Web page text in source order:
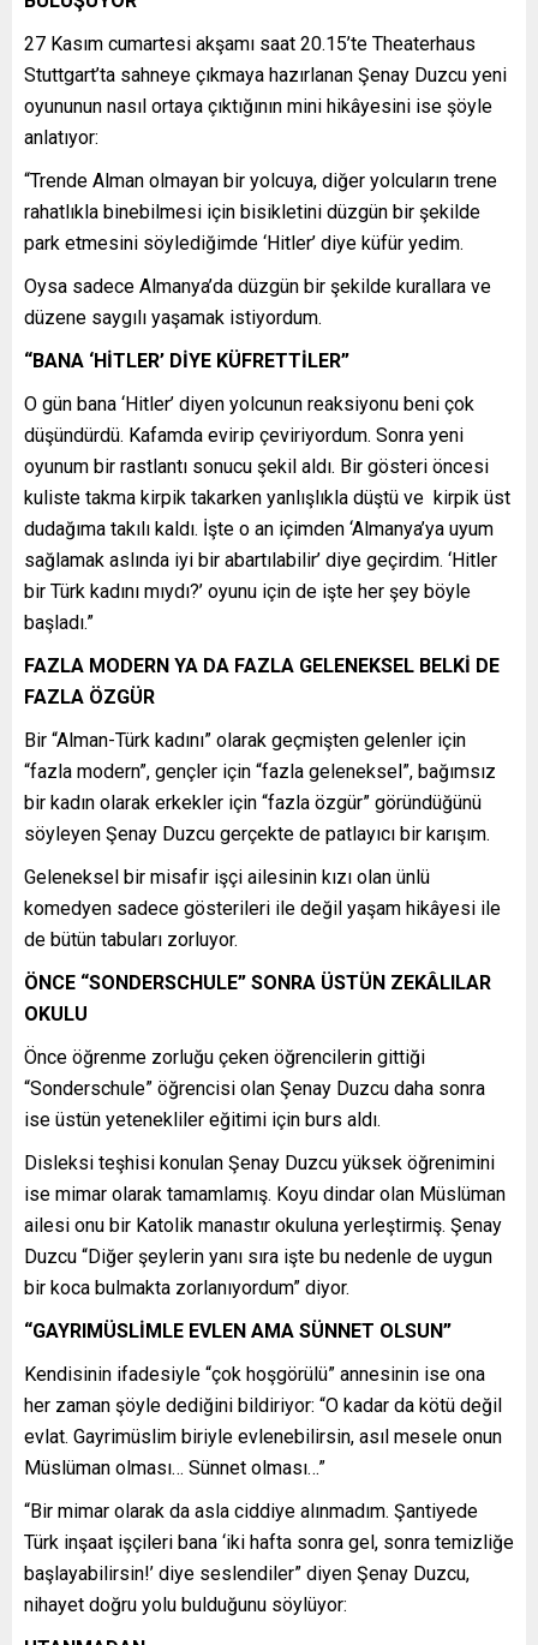
27 Kasım cumartesi akşamı saat 20.15’te Theaterhaus
Stuttgart’ta sahneye çıkmaya hazırlanan Şenay Duzcu yeni
oyununun nasıl ortaya çıktığının mini hikâyesini ise şöyle
anlatıyor:
“Trende Alman olmayan bir yolcuya, diğer yolcuların trene
rahatlıkla binebilmesi için bisikletini düzgün bir şekilde
park etmesini söylediğimde ‘Hitler’ diye küfür yedim.
Oysa sadece Almanya’da düzgün bir şekilde kurallara ve
düzene saygılı yaşamak istiyordum.
“BANA ‘HİTLER’ DİYE KÜFRETTİLER”
O gün bana ‘Hitler’ diyen yolcunun reaksiyonu beni çok
düşündürdü. Kafamda evirip çeviriyordum. Sonra yeni
oyunum bir rastlantı sonucu şekil aldı. Bir gösteri öncesi
kuliste takma kirpik takarken yanlışlıkla düştü ve kirpik üst
dudağıma takılı kaldı. İşte o an içimden ‘Almanya’ya uyum
sağlamak aslında iyi bir abartılabilir’ diye geçirdim. ‘Hitler
bir Türk kadını mıydı?’ oyunu için de işte her şey böyle
başladı.”
FAZLA MODERN YA DA FAZLA GELENEKSEL BELKİ DE
FAZLA ÖZGÜR
Bir “Alman-Türk kadını” olarak geçmişten gelenler için
“fazla modern”, gençler için “fazla geleneksel”, bağımsız
bir kadın olarak erkekler için “fazla özgür” göründüğünü
söyleyen Şenay Duzcu gerçekte de patlayıcı bir karışım.
Geleneksel bir misafir işçi ailesinin kızı olan ünlü
komedyen sadece gösterileri ile değil yaşam hikâyesi ile
de bütün tabuları zorluyor.
ÖNCE “SONDERSCHULE” SONRA ÜSTÜN ZEKÂLILAR
OKULU
Önce öğrenme zorluğu çeken öğrencilerin gittiği
“Sonderschule” öğrencisi olan Şenay Duzcu daha sonra
ise üstün yetenekliler eğitimi için burs aldı.
Disleksi teşhisi konulan Şenay Duzcu yüksek öğrenimini
ise mimar olarak tamamlamış. Koyu dindar olan Müslüman
ailesi onu bir Katolik manastır okuluna yerleştirmiş. Şenay
Duzcu “Diğer şeylerin yanı sıra işte bu nedenle de uygun
bir koca bulmakta zorlanıyordum” diyor.
“GAYRIMÜSLİMLE EVLEN AMA SÜNNET OLSUN”
Kendisinin ifadesiyle “çok hoşgörülü” annesinin ise ona
her zaman şöyle dediğini bildiriyor: “O kadar da kötü değil
evlat. Gayrimüslim biriyle evlenebilirsin, asıl mesele onun
Müslüman olması… Sünnet olması…”
“Bir mimar olarak da asla ciddiye alınmadım. Şantiyede
Türk inşaat işçileri bana ‘iki hafta sonra gel, sonra temizliğe
başlayabilirsin!’ diye seslendiler” diyen Şenay Duzcu,
nihayet doğru yolu bulduğunu söylüyor: